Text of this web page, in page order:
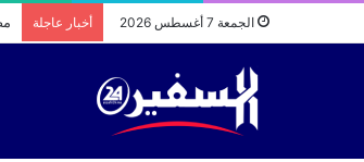
الجمعة 7 أغسطس 2026 أخبار عاجلة